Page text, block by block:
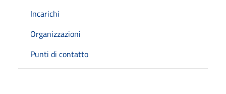
Incarichi
Organizzazioni
Punti di contatto